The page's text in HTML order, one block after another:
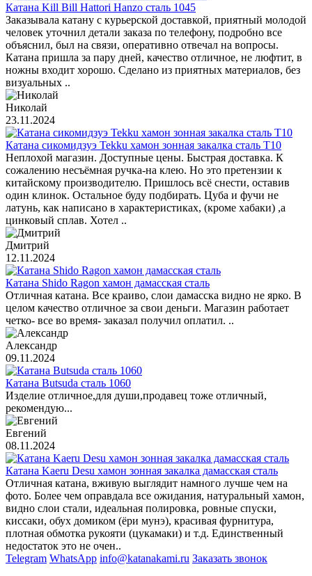
Катана Kill Bill Hattori Hanzo сталь 1045
Заказывала катану с курьерской доставкой, приятный молодой
человек уточнил детали заказа по телефону, подробно все
объяснил, был на связи, оперативно отвечал на вопросы.
Катана пришла за пару дней, качество отличное, не люфтит, в
ножны входит хорошо. Сделано из приятных материалов, без
визуальных ..
Николай
23.11.2024
Катана сикомидзуэ Tekku хамон зонная закалка сталь T10
Неплохой магазин. Доступные цены. Быстрая доставка. К
сожалению несъёмная ручка-на клею. Но это претензии к
китайскому производителю. Пришлось всё снести, оставив
один клинок. Остальное буду подбирать. Цуба и фучи не
латунь, как написано в характеристиках, (кроме хабаки) ,а
цинковый сплав. Хотел ..
Дмитрий
12.11.2024
Катана Shido Ragon хамон дамасская сталь
Отличная катана. Все краиво, слои дамасска видно не ярко. В
целом качество отличное за свои деньги. Магазин работает
четко- все во время- заказал получил оплатил. ..
Александр
09.11.2024
Катана Butsuda сталь 1060
Изделие отличное,для души,продавец тоже отличный,
рекомендую...
Евгений
08.11.2024
Катана Kaeru Desu хамон зонная закалка дамасская сталь
Отличная катана, вживую выглядит намного лучше чем на
фото. Более чем оправдала все ожидания, натуральный хамон,
видно слои стали, идеальная полировка, ровные спуски,
киссаки, обух домиком (ёри мунэ), красивая фурнитура,
плотная обмотка рукояти (цукамаки) и т.д. Единственный
недостаток это не очен..
Telegram WhatsApp info@katanakami.ru Заказать звонок